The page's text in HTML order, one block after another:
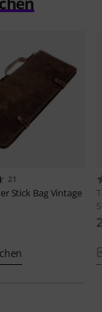
21
Stick Bag Vintage